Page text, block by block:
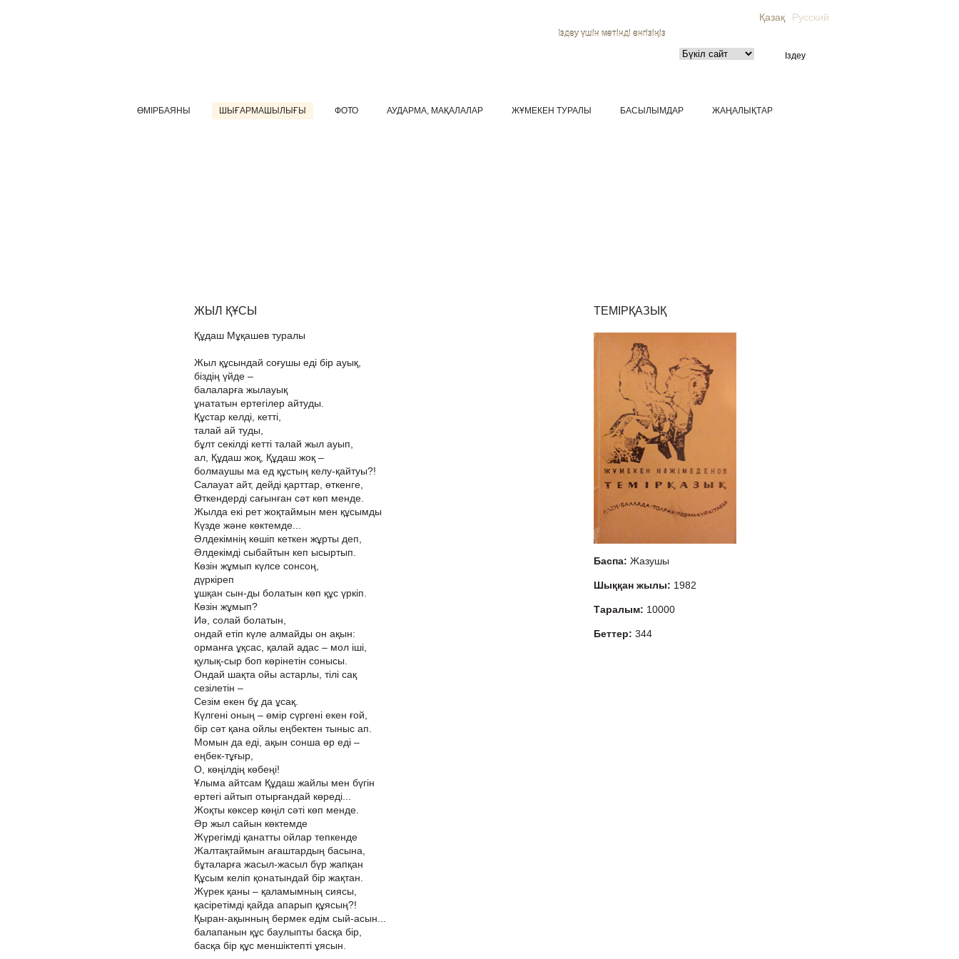
Қазақ Русский
Іздеу үшін мәтінді енгізіңіз
ӨМІРБАЯНЫ ШЫҒАРМАШЫЛЫҒЫ ФОТО АУДАРМА, МАҚАЛАЛАР ЖҰМЕКЕН ТУРАЛЫ БАСЫЛЫМДАР ЖАҢАЛЫҚТАР
ЖЫЛ ҚҰСЫ
Құдаш Мұқашев туралы
Жыл құсындай соғушы еді бір ауық,
біздің үйде –
балаларға жылауық
ұнататын ертегілер айтуды.
Құстар келді, кетті,
талай ай туды,
бұлт секілді кетті талай жыл ауып,
ал, Құдаш жоқ, Құдаш жоқ –
болмаушы ма ед құстың келу-қайтуы?!
Салауат айт, дейді қарттар, өткенге,
Өткендерді сағынған сәт көп менде.
Жылда екі рет жоқтаймын мен құсымды
Күзде және көктемде...
Әлдекімнің көшіп кеткен жұрты деп,
Әлдекімді сыбайтын кеп ысыртып.
Көзін жұмып күлсе сонсоң,
дүркіреп
ұшқан сын-ды болатын көп құс үркіп.
Көзін жұмып?
Иә, солай болатын,
ондай етіп күле алмайды он ақын:
орманға ұқсас, қалай адас – мол іші,
қулық-сыр боп көрінетін сонысы.
Ондай шақта ойы астарлы, тілі сақ
сезілетін –
Сезім екен бұ да ұсақ.
Күлгені оның – өмір сүргені екен ғой,
бір сәт қана ойлы еңбектен тыныс ап.
Момын да еді, ақын сонша өр еді –
еңбек-тұғыр,
О, көңілдің көбеңі!
Ұлыма айтсам Құдаш жайлы мен бүгін
ертегі айтып отырғандай көреді...
Жоқты көксер көңіл сәті көп менде.
Әр жыл сайын көктемде
Жүрегімді қанатты ойлар тепкенде
Жалтақтаймын ағаштардың басына,
бұталарға жасыл-жасыл бүр жапқан
Құсым келіп қонатындай бір жақтан.
Жүрек қаны – қаламымның сиясы,
қасіретімді қайда апарып құясың?!
Қыран-ақынның бермек едім сый-асын...
балапанын құс баулыпты басқа бір,
басқа бір құс меншіктепті ұясын.
ТЕМІРҚАЗЫҚ
Баспа: Жазушы
Шыққан жылы: 1982
Таралым: 10000
Беттер: 344